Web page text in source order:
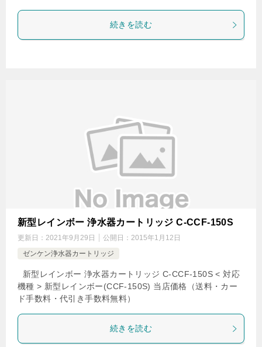
続きを読む
新型レインボー 浄水器カートリッジ C-CCF-150S
更新日： 2021年9月29日 公開日： 2015年1月12日
ゼンケン浄水器カートリッジ
新型レインボー 浄水器カートリッジ C-CCF-150S < 対応
機種 > 新型レインボー(CCF-150S) 当店価格（送料・カー
ド手数料・代引き手数料無料）
続きを読む